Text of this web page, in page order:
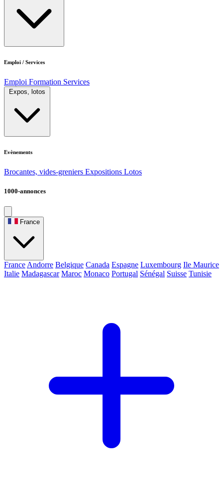
Emploi / Services
Emploi Formation Services
Expos, lotos
Evènements
Brocantes, vides-greniers Expositions Lotos
1000-annonces
France
France Andorre Belgique Canada Espagne Luxembourg Ile Maurice
Italie Madagascar Maroc Monaco Portugal Sénégal Suisse Tunisie